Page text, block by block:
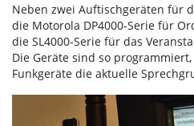
Neben zwei Auftischgeräten für
die Motorola DP4000-Serie für
die SL4000-Serie für das
Die Geräte sind so
Funkgeräte die aktuelle